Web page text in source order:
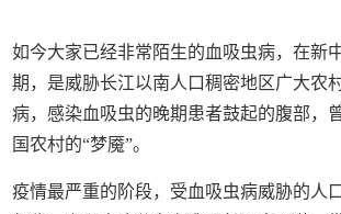
如今大家已经非常陌生的血吸虫病，在新
期，是威胁长江以南人口稠密地区广大农
病，感染血吸虫的晚期患者鼓起的腹部，
国农村的“梦魇”。
疫情最严重的阶段，受血吸虫病威胁的人